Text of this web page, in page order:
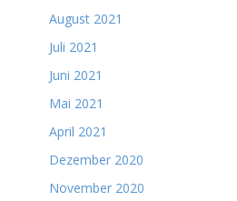
August 2021
Juli 2021
Juni 2021
Mai 2021
April 2021
Dezember 2020
November 2020